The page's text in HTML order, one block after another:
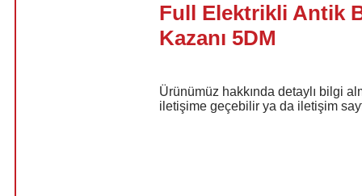
Full Elektrikli Antik
Kazanı 5DM
Ürünümüz hakkında detaylı bilgi
iletişime geçebilir ya da iletişim